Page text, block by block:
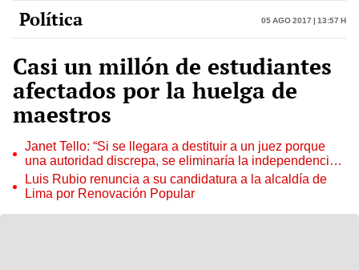
Política 05 Ago 2017 | 13:57 h
Casi un millón de estudiantes
afectados por la huelga de
maestros
Janet Tello: “Si se llegara a destituir a un juez porque
una autoridad discrepa, se eliminaría la independencia
judicial”
Luis Rubio renuncia a su candidatura a la alcaldía de
Lima por Renovación Popular